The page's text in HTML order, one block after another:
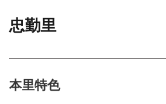
門
整
檢
索
忠勤里
本里特色